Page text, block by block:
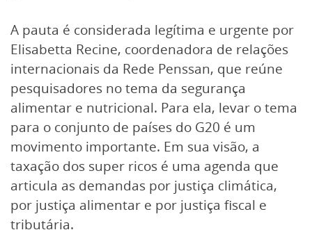
A pauta é considerada legítima e urgente por
Elisabetta Recine, coordenadora de relações
internacionais da Rede Penssan, que reúne
pesquisadores no tema da segurança
alimentar e nutricional. Para ela, levar o tema
para o conjunto de países do G20 é um
movimento importante. Em sua visão, a
taxação dos super ricos é uma agenda que
articula as demandas por justiça climática,
por justiça alimentar e por justiça fiscal e
tributária.